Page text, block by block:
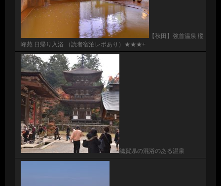
【秋田】強首温泉 樅
峰苑 日帰り入浴 （読者宿泊レポあり）★★★+
滋賀県の混浴のある温泉